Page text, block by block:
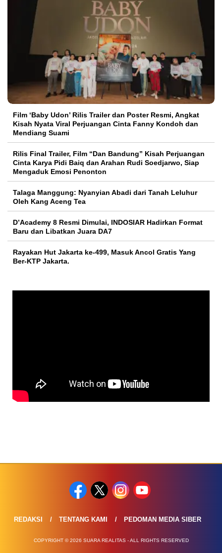
Film ‘Baby Udon’ Rilis Trailer dan Poster Resmi, Angkat
Kisah Nyata Viral Perjuangan Cinta Fanny Kondoh dan
Mendiang Suami
Rilis Final Trailer, Film “Dan Bandung” Kisah Perjuangan
Cinta Karya Pidi Baiq dan Arahan Rudi Soedjarwo, Siap
Mengaduk Emosi Penonton
Talaga Manggung: Nyanyian Abadi dari Tanah Leluhur
Oleh Kang Aceng Tea
D’Academy 8 Resmi Dimulai, INDOSIAR Hadirkan Format
Baru dan Libatkan Juara DA7
Rayakan Hut Jakarta ke-499, Masuk Ancol Gratis Yang
Ber-KTP Jakarta.
REDAKSI TENTANG KAMI PEDOMAN MEDIA SIBER
COPYRIGHT © 2026 SUARA REALITAS - ALL RIGHTS RESERVED